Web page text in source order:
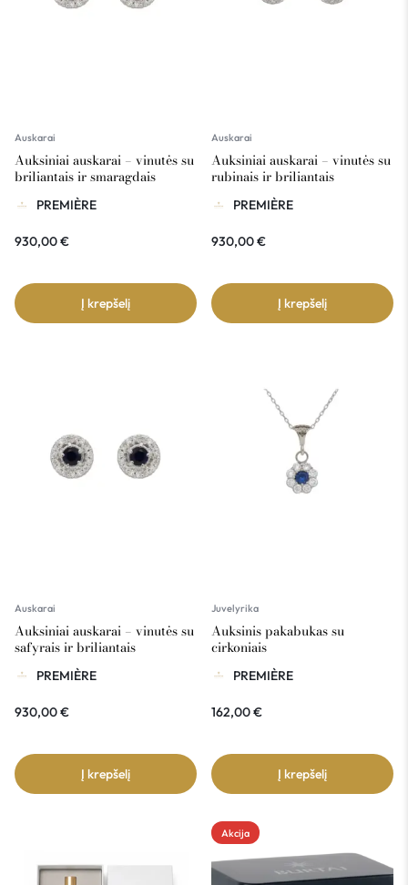
Auskarai
Auksiniai auskarai – vinutės su
briliantais ir smaragdais
PREMIÈRE
930,00€
Į krepšelį
Auskarai
Auksiniai auskarai – vinutės su
rubinais ir briliantais
PREMIÈRE
930,00€
Į krepšelį
Auskarai
Auksiniai auskarai – vinutės su
safyrais ir briliantais
PREMIÈRE
930,00€
Į krepšelį
Juvelyrika
Auksinis pakabukas su
cirkoniais
PREMIÈRE
162,00€
Į krepšelį
Akcija